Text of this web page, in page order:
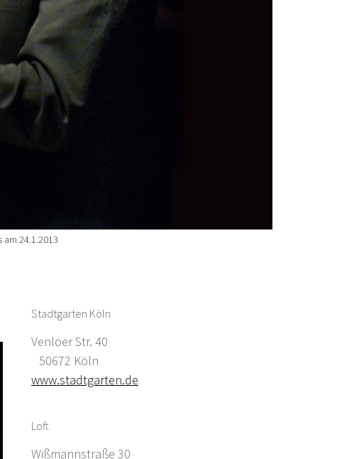
am 24.1.2013
Stadtgarten Köln
Venloer Str. 40
50672 Köln
www.stadtgarten.de
Loft
Wißmannstraße 30